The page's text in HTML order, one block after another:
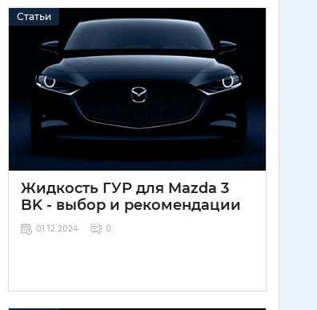
Статьи
Жидкость ГУР для Mazda 3
BK - выбор и рекомендации
01 12 2024 0